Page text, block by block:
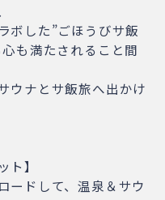
ボした”ごほうびサ飯
心も満たされること間
ウナとサ飯旅へ出かけ
ト】
ードして、温泉＆サウ